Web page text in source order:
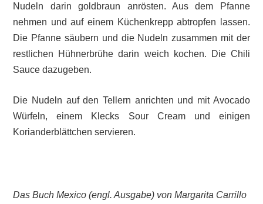
Nudeln darin goldbraun anrösten. Aus dem Pfanne
nehmen und auf einem Küchenkrepp abtropfen lassen.
Die Pfanne säubern und die Nudeln zusammen mit der
restlichen Hühnerbrühe darin weich kochen. Die Chili
Sauce dazugeben.
Die Nudeln auf den Tellern anrichten und mit Avocado
Würfeln, einem Klecks Sour Cream und einigen
Korianderblättchen servieren.
Das Buch Mexico (engl. Ausgabe) von Margarita Carrillo